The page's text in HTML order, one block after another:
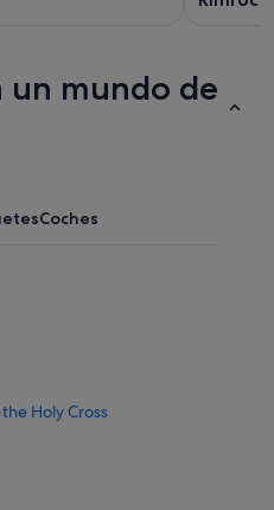
un mundo de
Coches
Holy Cross